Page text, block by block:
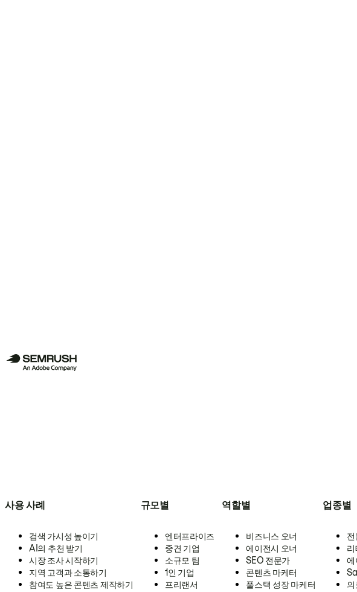
사용 사례
검색 가시성 높이기
AI의 추천 받기
시장 조사 시작하기
지역 고객과 소통하기
참여도 높은 콘텐츠 제작하기
규모별
엔터프라이즈
중견 기업
소규모 팀
1인 기업
프리랜서
역할별
비즈니스 오너
에이전시 오너
SEO 전문가
콘텐츠 마케터
풀스택 성장 마케터
업종별
전
리
에
의